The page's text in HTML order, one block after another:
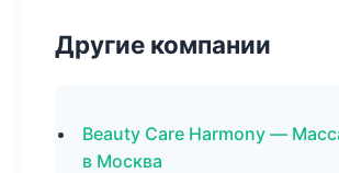
Другие компании
Beauty Care Harmony —
в Москва